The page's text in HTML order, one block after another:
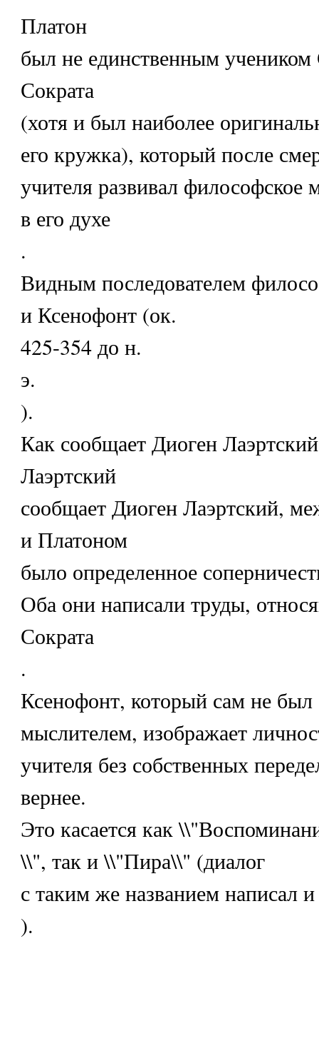
Платон
был не единственным учеником
Сократа
(хотя и был наиболее
его кружка), который после
учителя развивал
в его духе
.
Видным последователем
и Ксенофонт (ок.
425-354 до н.
э.
).
Как сообщает Диоген
Лаэртский
сообщает Диоген Лаэртский,
и Платоном
было определенное
Оба они написали труды,
Сократа
.
Ксенофонт, который сам не
мыслителем, изображает
учителя без собственных
вернее.
Это касается как
\\", так и \\"Пира\\" (диалог
с таким же названием написал
).